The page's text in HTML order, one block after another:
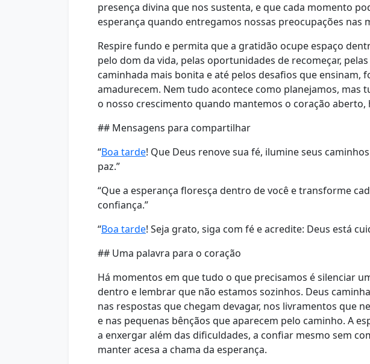
presença divina que nos sustenta, e que cada momento
esperança quando entregamos nossas preocupações nas
Respire fundo e permita que a gratidão ocupe espaço
pelo dom da vida, pelas oportunidades de recomeçar,
caminhada mais bonita e até pelos desafios que ensinam,
amadurecem. Nem tudo acontece como planejamos, mas
o nosso crescimento quando mantemos o coração aberto,
## Mensagens para compartilhar
“Boa tarde! Que Deus renove sua fé, ilumine seus
paz.”
“Que a esperança floresça dentro de você e transforme
confiança.”
“Boa tarde! Seja grato, siga com fé e acredite: Deus está
## Uma palavra para o coração
Há momentos em que tudo o que precisamos é silenciar
dentro e lembrar que não estamos sozinhos. Deus
nas respostas que chegam devagar, nos livramentos que
e nas pequenas bênçãos que aparecem pelo caminho. A
a enxergar além das dificuldades, a confiar mesmo sem
manter acesa a chama da esperança.